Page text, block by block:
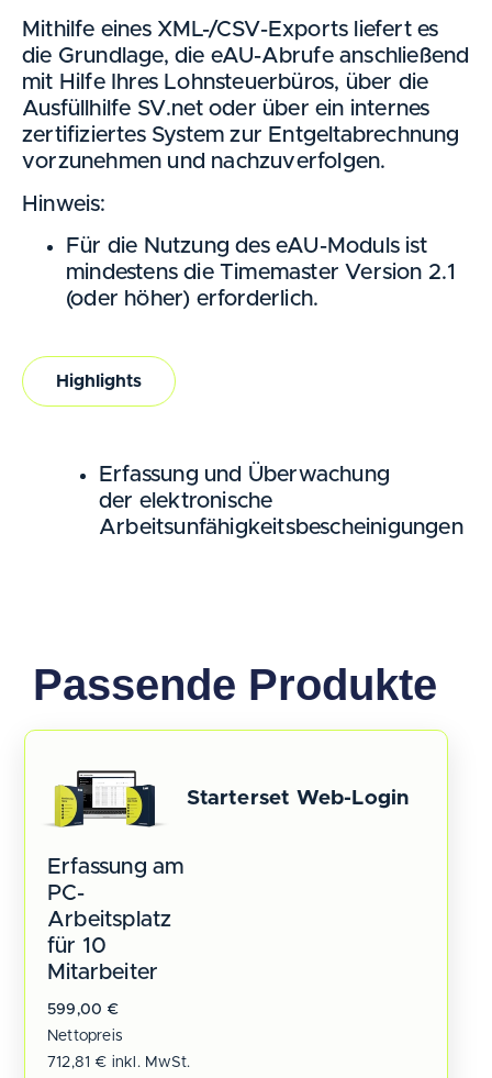
Mithilfe eines XML-/CSV-Exports liefert es
die Grundlage, die eAU-Abrufe anschließend
mit Hilfe Ihres Lohnsteuerbüros, über die
Ausfüllhilfe SV.net oder über ein internes
zertifiziertes System zur Entgeltabrechnung
vorzunehmen und nachzuverfolgen.
Hinweis:
Für die Nutzung des eAU-Moduls ist
mindestens die Timemaster Version 2.1
(oder höher) erforderlich.
Highlights
Erfassung und Überwachung
der elektronische
Arbeitsunfähigkeitsbescheinigungen
Passende Produkte
Starterset Web-Login
Erfassung am
PC-
Arbeitsplatz
für 10
Mitarbeiter
599,00 €
Nettopreis
712,81 € inkl. MwSt.